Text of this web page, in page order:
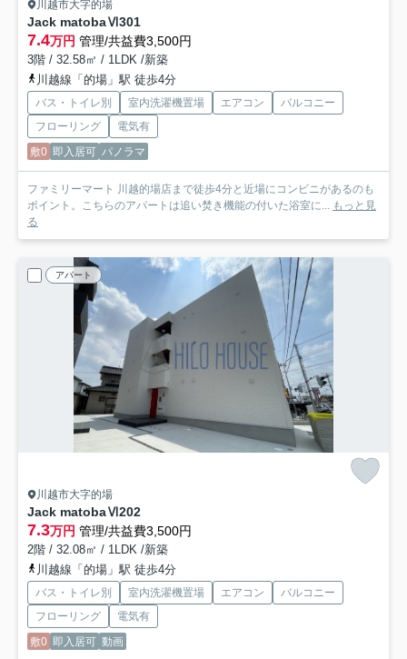
川越市大字的場
Jack matobaⅥ301
7.4万円 管理/共益費3,500円
3階 / 32.58㎡ / 1LDK /新築
川越線「的場」駅 徒歩4分
バス・トイレ別 室内洗濯機置場 エアコン
バルコニー
フローリング
電気有
敷0 即入居可 パノラマ
ファミリーマート 川越的場店まで徒歩4分と近場にコンビニがあるのも
ポイント。こちらのアパートは追い焚き機能の付いた浴室に... もっと見
る
アパート
川越市大字的場
Jack matobaⅥ202
7.3万円 管理/共益費3,500円
2階 / 32.08㎡ / 1LDK /新築
川越線「的場」駅 徒歩4分
バス・トイレ別 室内洗濯機置場 エアコン
バルコニー
フローリング
電気有
敷0 即入居可 動画